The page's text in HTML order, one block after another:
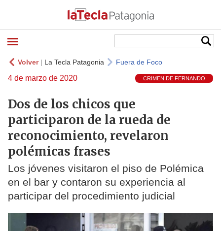
Volver| La Tecla Patagonia Fuera de Foco
4 de marzo de 2020 CRIMEN DE FERNANDO
Dos de los chicos que
participaron de la rueda de
reconocimiento, revelaron
polémicas frases
Los jóvenes visitaron el piso de Polémica
en el bar y contaron su experiencia al
participar del procedimiento judicial